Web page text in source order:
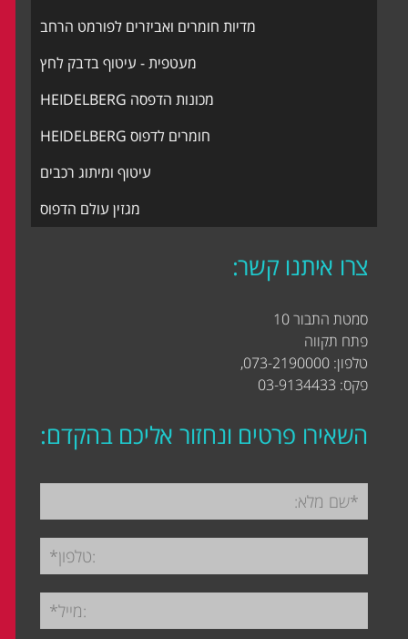
מדיות חומרים ואביזרים לפורמט הרחב
מעטפית - עיטוף בדבק לחץ
מכונות הדפסה HEIDELBERG
חומרים לדפוס HEIDELBERG
עיטוף ומיתוג רכבים
מגזין עולם הדפוס
צרו איתנו קשר:
סמטת התבור 10
פתח תקווה
טלפון: 073-2190000,
פקס: 03-9134433
השאירו פרטים ונחזור אליכם בהקדם: